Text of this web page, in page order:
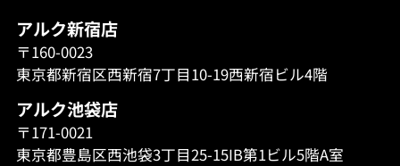
アルク新宿店
〒160-0023
東京都新宿区西新宿7丁目10-19西新宿ビル4階
アルク池袋店
〒171-0021
東京都豊島区西池袋3丁目25-15IB第1ビル5階A室